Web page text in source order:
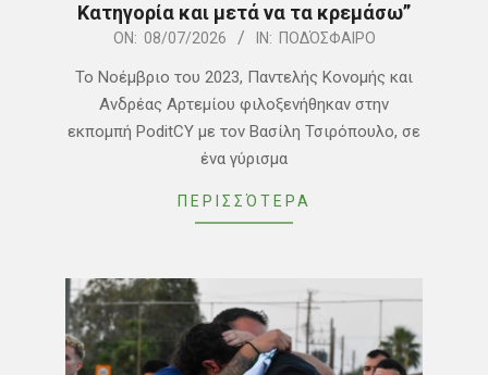
Κατηγορία και μετά να τα κρεμάσω”
ON: 08/07/2026 IN: ΠΟΔΌΣΦΑΙΡΟ
Το Νοέμβριο του 2023, Παντελής Κονομής και
Ανδρέας Αρτεμίου φιλοξενήθηκαν στην
εκπομπή PoditCY με τον Βασίλη Τσιρόπουλο, σε
ένα γύρισμα
ΠΕΡΙΣΣΌΤΕΡΑ